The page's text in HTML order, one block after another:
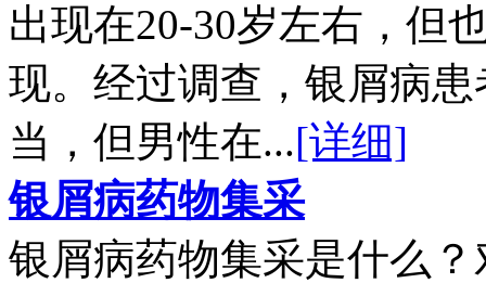
出现在20-30岁左右，但
现。经过调查，银屑病
当，但男性在...[详细]
银屑病药物集采
银屑病药物集采是什么